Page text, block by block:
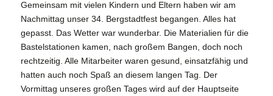
Gemeinsam mit vielen Kindern und Eltern haben wir am
Nachmittag unser 34. Bergstadtfest begangen. Alles hat
gepasst. Das Wetter war wunderbar. Die Materialien für die
Bastelstationen kamen, nach großem Bangen, doch noch
rechtzeitig. Alle Mitarbeiter waren gesund, einsatzfähig und
hatten auch noch Spaß an diesem langen Tag. Der
Vormittag unseres großen Tages wird auf der Hauptseite